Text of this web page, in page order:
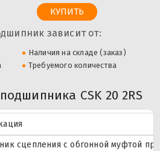
зависит от:
Наличия на складе (заказ)
Требуемого количества
CSK 20 2RS
сцепления с обгонной муфтой